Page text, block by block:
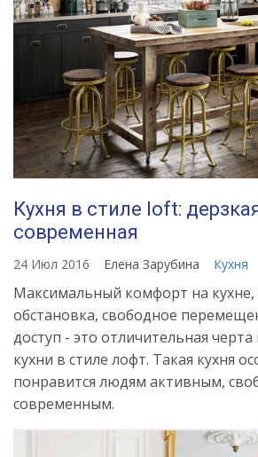
Кухня в стиле loft:
современная
24 Июл 2016 Елена Зарубина Кухня
Максимальный комфорт на
обстановка, свободное
доступ - это отличительная
кухни в стиле лофт. Такая кухня
понравится людям активным,
современным.